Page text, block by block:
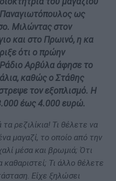
Παναγιωτόπουλος ως
Μιλώντας στον
και στο Πρωινό, η κα
ότι ο πρώην
Αρβύλα άφησε το
καθώς ο Στάθης
τον εξοπλισμό. Η
έως 4.000 ευρώ.
ρεζιλίκια! Τι θέλετε να
μαγαζί, το οποίο από την
μέσα και βρωμιά; Ότι
Τι άλλο θέλετε
Είχε ξηλώσει